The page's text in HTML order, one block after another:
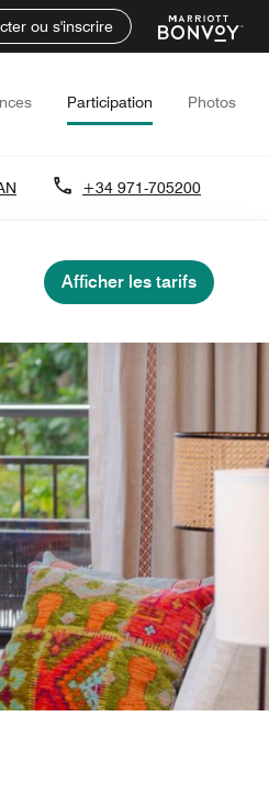
ou s'inscrire
Participation Photos
+34 971-705200
Afficher les tarifs